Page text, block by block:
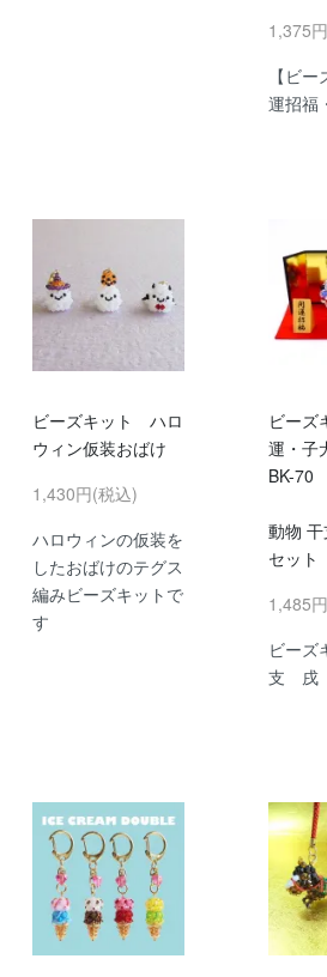
1,375
【ビ
運招福
ビーズキット ハロ
ウィン仮装おばけ
1,430円(税込)
ハロウィンの仮装を
したおばけのテグス
編みビーズキットで
す
ビーズ
運・子
BK-70
動物
セット
1,485
ビー
支 戌